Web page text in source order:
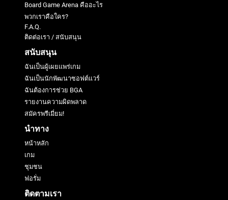
Board Game Arena คืออะไร
พวกเราคือใคร?
F.A.Q.
ติดต่อเรา / สนับสนุน
สนับสนุน
ฉันเป็นผู้เผยแพร่เกม
ฉันเป็นนักพัฒนาซอฟต์แวร์
ฉันต้องการช่วย BGA
รายงานความผิดพลาด
สมัครพรีเมี่ยม!
นำทาง
หน้าหลัก
เกม
ชุมชน
ฟอรั่ม
ติดตามเรา